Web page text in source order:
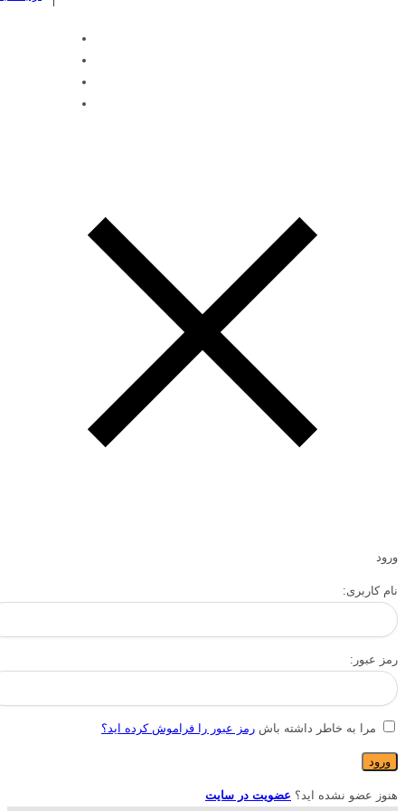
ورود
نام کاربری:
رمز عبور:
مرا به خاطر داشته باش رمز عبور را فراموش کرده اید؟
هنوز عضو نشده اید؟ عضویت در سایت